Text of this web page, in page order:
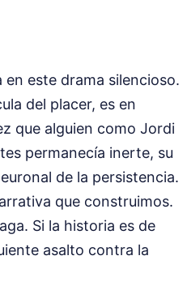
este drama silencioso.
del placer, es en
que alguien como Jordi
permanecía inerte, su
de la persistencia.
que construimos.
Si la historia es de
asalto contra la